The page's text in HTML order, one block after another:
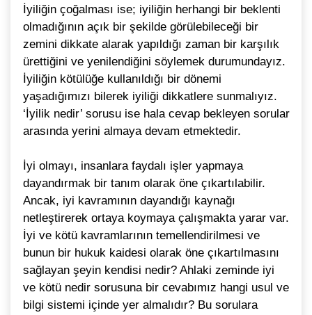
İyiliğin çoğalması ise; iyiliğin herhangi bir beklenti
olmadığının açık bir şekilde görülebileceği bir
zemini dikkate alarak yapıldığı zaman bir karşılık
ürettiğini ve yenilendiğini söylemek durumundayız.
İyiliğin kötülüğe kullanıldığı bir dönemi
yaşadığımızı bilerek iyiliği dikkatlere sunmalıyız.
‘İyilik nedir’ sorusu ise hala cevap bekleyen sorular
arasında yerini almaya devam etmektedir.
İyi olmayı, insanlara faydalı işler yapmaya
dayandırmak bir tanım olarak öne çıkartılabilir.
Ancak, iyi kavramının dayandığı kaynağı
netleştirerek ortaya koymaya çalışmakta yarar var.
İyi ve kötü kavramlarının temellendirilmesi ve
bunun bir hukuk kaidesi olarak öne çıkartılmasını
sağlayan şeyin kendisi nedir? Ahlaki zeminde iyi
ve kötü nedir sorusuna bir cevabımız hangi usul ve
bilgi sistemi içinde yer almalıdır? Bu sorulara